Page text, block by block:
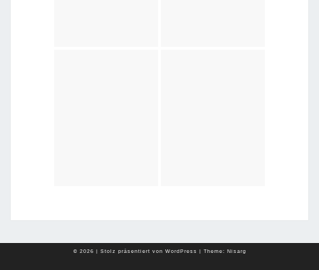
© 2026 Stolz präsentiert von WordPress Theme: Nisarg